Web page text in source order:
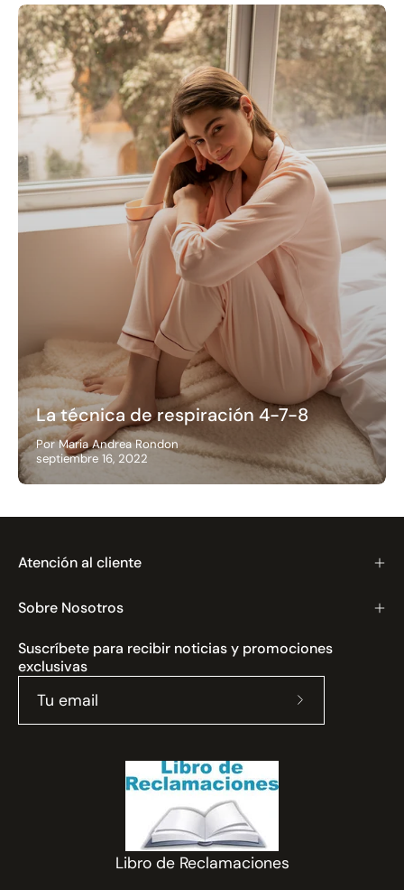
La técnica de respiración 4-7-8
Por Maria Andrea Rondon
septiembre 16, 2022
Atención al cliente
Sobre Nosotros
Suscríbete para recibir noticias y promociones
exclusivas
Suscríbete
Libro de Reclamaciones